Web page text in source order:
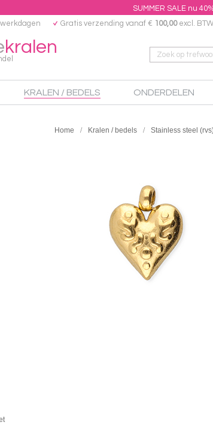
SUMMER SALE nu
kralen
Gratis verzending vanaf € 100,00excl.
KRALEN / BEDELS ONDERDELEN
Home Kralen / bedels Stainless steel